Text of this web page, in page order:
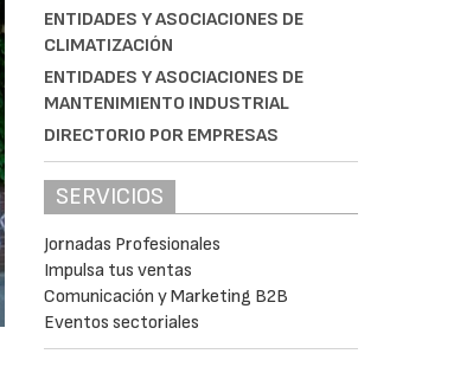
ENTIDADES Y ASOCIACIONES DE
CLIMATIZACIÓN
ENTIDADES Y ASOCIACIONES DE
MANTENIMIENTO INDUSTRIAL
DIRECTORIO POR EMPRESAS
SERVICIOS
Jornadas Profesionales
Impulsa tus ventas
Comunicación y Marketing B2B
Eventos sectoriales